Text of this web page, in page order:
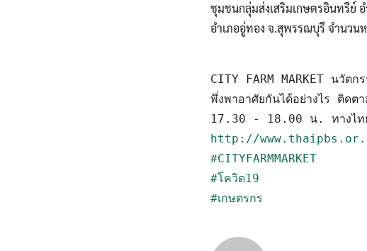
ชุมชนกลุ่มส่งเสริมเกษตรอินทรีย์
อำเภออู่ทอง จ.สุพรรณบุรี จำนวน
CITY FARM MARKET นวัต
พึ่งพาอาศัยกันได้อย่างไร ติดต
http://
#CITYFARMMARKET
#โควิด19
#เกษตรกร